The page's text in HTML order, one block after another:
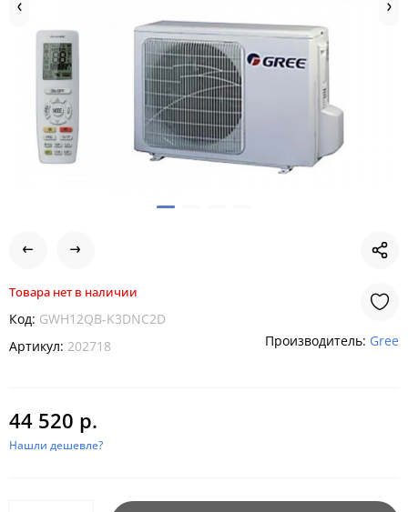
Товара нет в наличии
Код: GWH12QB-K3DNC2D
Артикул: 202718 Производитель: Gree
44 520 р.
Нашли дешевле?